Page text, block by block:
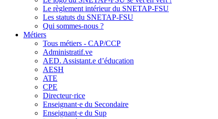
Le règlement intérieur du SNETAP-FSU
Les statuts du SNETAP-FSU
Qui sommes-nous ?
Métiers
Tous métiers - CAP/CCP
Administratif.ve
AED. Assistant.e d’éducation
AESH
ATE
CPE
Directeur·rice
Enseignant·e du Secondaire
Enseignant·e du Sup